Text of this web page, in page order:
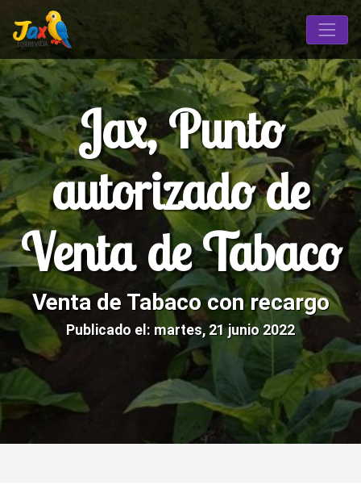
Jax, Punto
autorizado de
Venta de Tabaco
Venta de Tabaco con recargo
Publicado el: martes, 21 junio 2022